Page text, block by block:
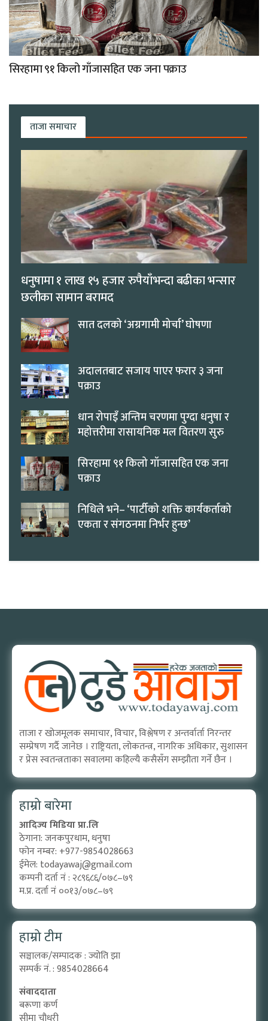
सिरहामा ९१ किलो गाँजासहित एक जना पक्राउ
ताजा समाचार
धनुषामा १ लाख १५ हजार रुपैयाँभन्दा बढीका भन्सार
छलीका सामान बरामद
सात दलको ‘अग्रगामी मोर्चा’ घोषणा
अदालतबाट सजाय पाएर फरार ३ जना
पक्राउ
धान रोपाइँ अन्तिम चरणमा पुग्दा धनुषा र
महोत्तरीमा रासायनिक मल वितरण सुरु
सिरहामा ९१ किलो गाँजासहित एक जना
पक्राउ
निधिले भने– ‘पार्टीको शक्ति कार्यकर्ताको
एकता र संगठनमा निर्भर हुन्छ’
ताजा र खोजमूलक समाचार, विचार, विश्लेषण र अन्तर्वार्ता निरन्तर
सम्प्रेषण गर्दै जानेछ । राष्ट्रियता, लोकतन्त्र, नागरिक अधिकार, सुशासन
र प्रेस स्वतन्त्रताका सवालमा कहिल्यै कसैसँग सम्झौता गर्ने छैन ।
हाम्रो बारेमा
आदिज्य मिडिया प्रा.लि
ठेगाना: जनकपुरधाम, धनुषा
फोन नम्बर: +977-9854028663
ईमेल: todayawaj@gmail.com
कम्पनी दर्ता नं : २८९६८६/०७८–७९
म.प्र. दर्ता नं ००१३/०७८–७९
हाम्रो टीम
सञ्चालक/सम्पादक : ज्योति झा
सम्पर्क नं. : 9854028664
संवाददाता
बरूणा कर्ण